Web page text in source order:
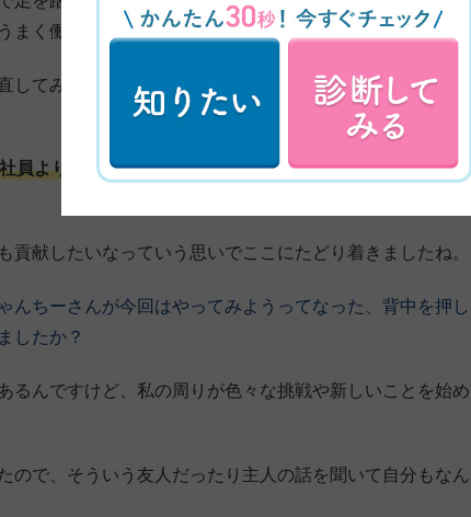
まく働けなくなってしまった時があって。
してみた時に、まず何も今まで努力してこなかったなとい
員よりも自由な働き方を選択できるフリーランスや在宅の
貢献したいなっていう思いでここにたどり着きましたね。
んちーさんが今回はやってみようってなった、背中を押し
したか？
るんですけど、私の周りが色々な挑戦や新しいことを始め
ので、そういう友人だったり主人の話を聞いて自分もなん